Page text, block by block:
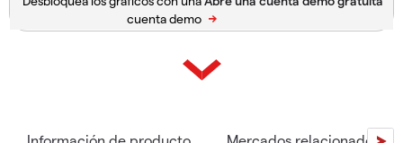
cuenta demo
Información de producto Mercados relacionados